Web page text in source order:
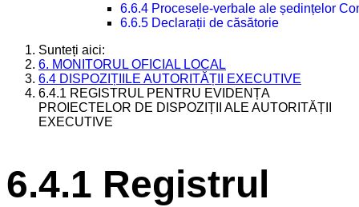
6.6.4 Procesele-verbale ale ședințelor
6.6.5 Declarații de căsătorie
Sunteți aici:
6. MONITORUL OFICIAL LOCAL
6.4 DISPOZIȚIILE AUTORITĂȚII EXECUTIVE
6.4.1 REGISTRUL PENTRU EVIDENȚA
PROIECTELOR DE DISPOZIȚII ALE AUTORITĂȚII
EXECUTIVE
6.4.1 Registrul